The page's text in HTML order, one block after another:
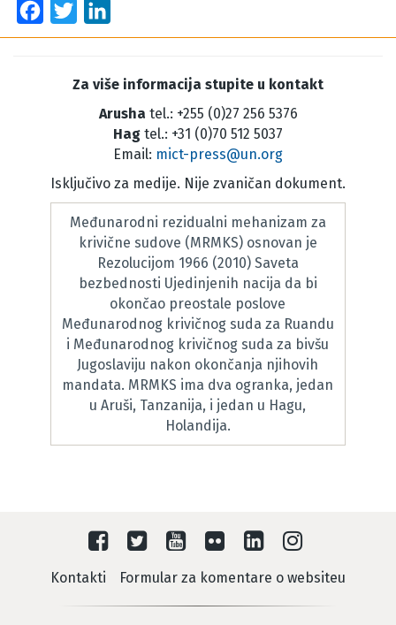
Facebook
Twitter
Za više informacija stupite u kontakt
Arusha tel.: +255 (0)27 256 5376
Hag tel.: +31 (0)70 512 5037
Email: mict-press@un.org
Isključivo za medije. Nije zvaničan dokument.
Međunarodni rezidualni mehanizam za
krivične sudove (MRMKS) osnovan je
Rezolucijom 1966 (2010) Saveta
bezbednosti Ujedinjenih nacija da bi
okončao preostale poslove
Međunarodnog krivičnog suda za Ruandu
i Međunarodnog krivičnog suda za bivšu
Jugoslaviju nakon okončanja njihovih
mandata. MRMKS ima dva ogranka, jedan
u Aruši, Tanzanija, i jedan u Hagu,
Holandija.
Kontakti Formular za komentare o websiteu